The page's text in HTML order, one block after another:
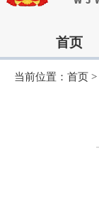
首页
当前位置： 首页 >